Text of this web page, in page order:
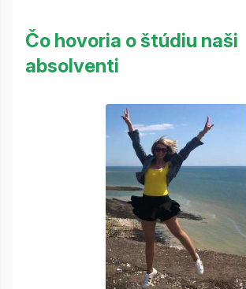
Čo hovoria o štúdiu naši
absolventi